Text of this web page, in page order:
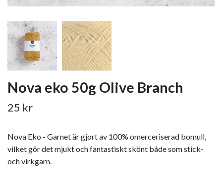
Nova eko 50g Olive Branch
25 kr
Nova Eko - Garnet är gjort av 100% omerceriserad bomull,
vilket gör det mjukt och fantastiskt skönt både som stick-
och virkgarn.